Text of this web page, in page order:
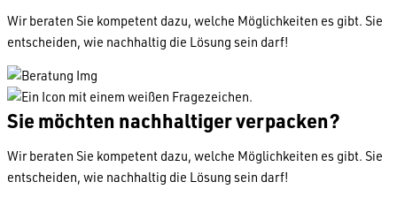
Wir beraten Sie kompetent dazu, welche Möglichkeiten es gibt. Sie
entscheiden, wie nachhaltig die Lösung sein darf!
Sie möchten nachhaltiger verpacken?
Wir beraten Sie kompetent dazu, welche Möglichkeiten es gibt. Sie
entscheiden, wie nachhaltig die Lösung sein darf!